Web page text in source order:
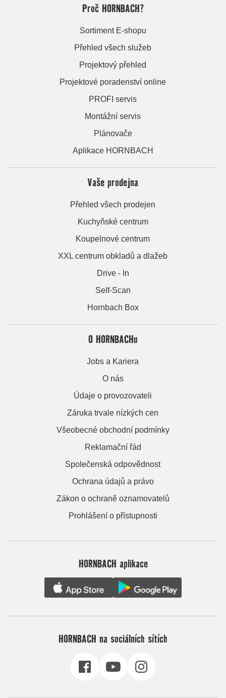
Proč HORNBACH?
Sortiment E-shopu
Přehled všech služeb
Projektový přehled
Projektové poradenství online
PROFI servis
Montážní servis
Plánovače
Aplikace HORNBACH
Vaše prodejna
Přehled všech prodejen
Kuchyňské centrum
Koupelnové centrum
XXL centrum obkladů a dlažeb
Drive - In
Self-Scan
Hornbach Box
O HORNBACHu
Jobs a Kariera
O nás
Údaje o provozovateli
Záruka trvale nízkých cen
Všeobecné obchodní podmínky
Reklamační řád
Společenská odpovědnost
Ochrana údajů a právo
Zákon o ochraně oznamovatelů
Prohlášení o přístupnosti
HORNBACH aplikace
HORNBACH na sociálních sítích